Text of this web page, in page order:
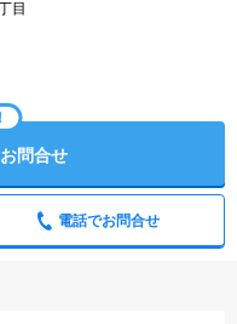
目
問合せ
電話でお問合せ